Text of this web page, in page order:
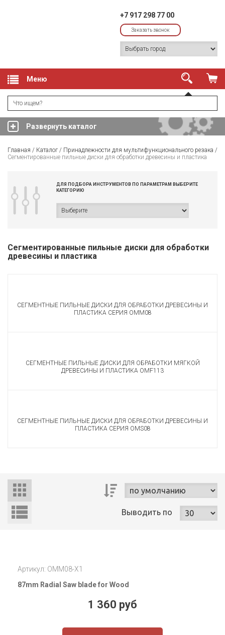
+7 917 298 77 00
Заказать звонок
Меню
Развернуть каталог
Главная / Каталог / Принадлежности для мультифункционального резака /
Сегментированные пильные диски для обработки древесины и пластика
ДЛЯ ПОДБОРА ИНСТРУМЕНТОВ ПО ПАРАМЕТРАМ ВЫБЕРИТЕ
КАТЕГОРИЮ
Сегментированные пильные диски для обработки
древесины и пластика
СЕГМЕНТНЫЕ ПИЛЬНЫЕ ДИСКИ ДЛЯ ОБРАБОТКИ ДРЕВЕСИНЫ И
ПЛАСТИКА СЕРИЯ OMM08
СЕГМЕНТНЫЕ ПИЛЬНЫЕ ДИСКИ ДЛЯ ОБРАБОТКИ МЯГКОЙ
ДРЕВЕСИНЫ И ПЛАСТИКА OMF113
СЕГМЕНТНЫЕ ПИЛЬНЫЕ ДИСКИ ДЛЯ ОБРАБОТКИ ДРЕВЕСИНЫ И
ПЛАСТИКА СЕРИЯ OMS08
Выводить по
Артикул: OMM08-X1
87mm Radial Saw blade for Wood
1 360 руб